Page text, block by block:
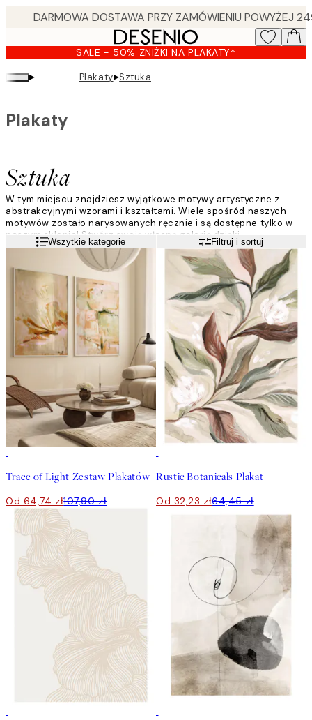
content.
SALE - 50% ZNIŻKI NA PLAKATY*
▸ Plakaty▸Sztuka
Sztuka
Plakaty
W tym miejscu znajdziesz wyjątkowe motywy artystyczne z
abstrakcyjnymi wzorami i kształtami. Wiele spośród naszych
motywów zostało narysowanych ręcznie i są dostępne tylko w
naszym sklepie! Stwórz swoją własną galerię dzięki
nowoczesnym i przystępnym cenowo plakatom artystycznym ze
sklepu Desenio.
Czytaj więcejWszytkie kategorie Filtruj i sortuj
Trace of Light Zestaw Plakatów
Od 64,74 zł107,90 zł
Rustic Botanicals Plakat
Od 32,23 zł64,45 zł